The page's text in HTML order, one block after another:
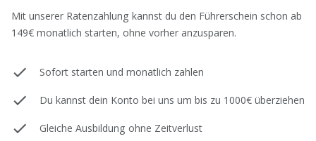
Mit unserer Ratenzahlung kannst du den Führerschein schon ab
149€ monatlich starten, ohne vorher anzusparen.
Sofort starten und monatlich zahlen
Du kannst dein Konto bei uns um bis zu 1000€ überziehen
Gleiche Ausbildung ohne Zeitverlust